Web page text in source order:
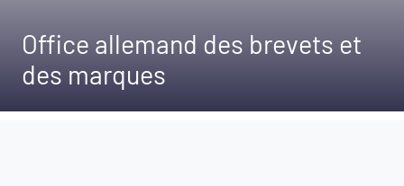
Office allemand des brevets et
des marques